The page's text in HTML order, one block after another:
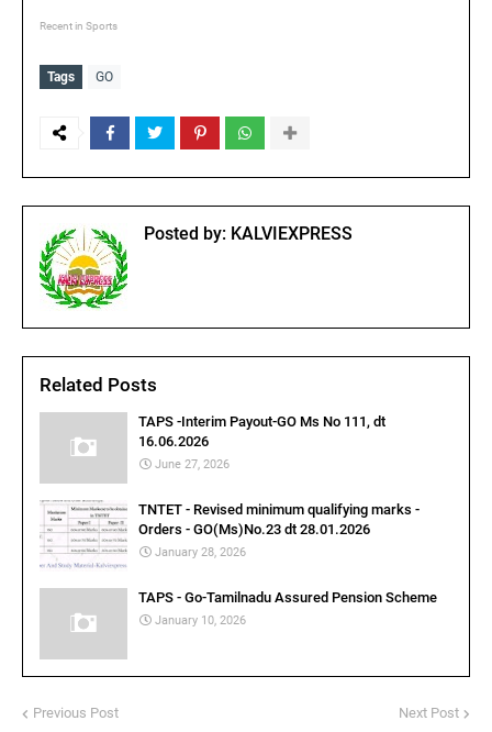
Recent in Sports
Tags GO
Posted by: KALVIEXPRESS
Related Posts
TAPS -Interim Payout-GO Ms No 111, dt
16.06.2026
June 27, 2026
TNTET - Revised minimum qualifying marks -
Orders - GO(Ms)No.23 dt 28.01.2026
January 28, 2026
TAPS - Go-Tamilnadu Assured Pension Scheme
January 10, 2026
Previous Post Next Post